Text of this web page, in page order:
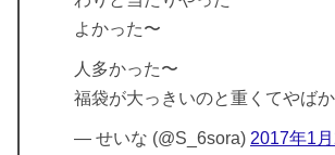
よかった〜
人多かった〜
福袋が大っきいのと重くてやば
— せいな (@S_6sora) 2017年1月